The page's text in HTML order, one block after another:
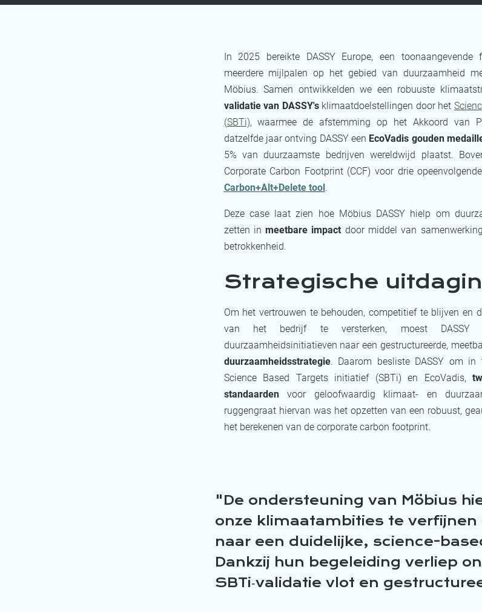
In 2025 bereikte DASSY Europe, een toonaangevende
meerdere mijlpalen op het gebied van duurzaamheid
Möbius. Samen ontwikkelden we een robuuste
validatie van DASSY's klimaatdoelstellingen door het
(SBTi), waarmee de afstemming op het Akkoord van
datzelfde jaar ontving DASSY een EcoVadis gouden
5% van duurzaamste bedrijven wereldwijd plaatst.
Corporate Carbon Footprint (CCF) voor drie
Carbon+Alt+Deletetool.
Deze case laat zien hoe Möbius DASSY hielp om
zetten inmeetbare impact door middel van
betrokkenheid.
Strategische
Om het vertrouwen te behouden, competitief te blijven en
van het bedrijf te versterken, moest DASSY
duurzaamheidsinitiatieven naar een gestructureerde,
duurzaamheidsstrategie. Daarom besliste DASSY om
Science Based Targets initiatief (SBTi) en EcoVadis,
standaardenvoor geloofwaardig klimaat- en
ruggengraat hiervan was het opzetten van een robuust,
het berekenen van de corporate carbon footprint.
De ondersteuning van Möbius
onze klimaatambities te verfijnen
naar een duidelijke, science-
Dankzij hun begeleiding verliep
SBTi‑validatie vlot en